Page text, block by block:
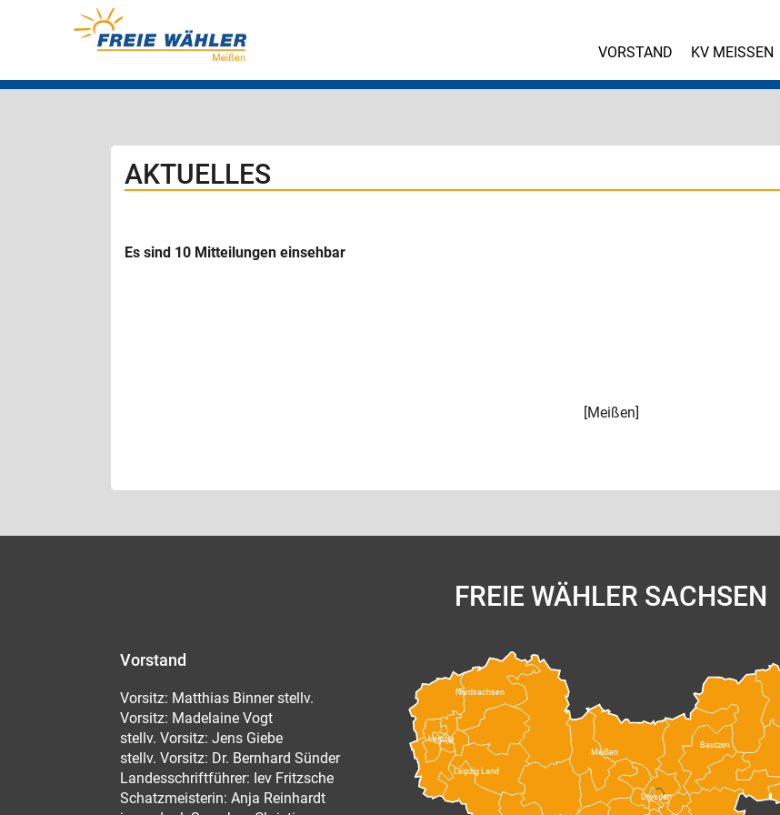
VORSTAND KV MEISSEN
AKTUELLES
Es sind 10 Mitteilungen einsehbar
[Meißen]
FREIE WÄHLER SACHSEN
Vorstand
Vorsitz: Matthias Binner stellv.
Vorsitz: Madelaine Vogt
stellv. Vorsitz: Jens Giebe
stellv. Vorsitz: Dr. Bernhard Sünder
Landesschriftführer: Iev Fritzsche
Schatzmeisterin: Anja Reinhardt
Bautzen
Leipzig
Leipzig Land
Meißen
Nordsachsen
Dresden